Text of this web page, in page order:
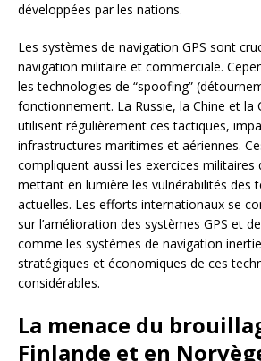
développées par les nations.
Les systèmes de navigation GPS sont
navigation militaire et commerciale.
les technologies de “spoofing”
fonctionnement. La Russie, la Chine et la
utilisent régulièrement ces tactiques,
infrastructures maritimes et aériennes.
compliquent aussi les exercices militaires
mettant en lumière les vulnérabilités des
actuelles. Les efforts internationaux se
sur l’amélioration des systèmes GPS et
comme les systèmes de navigation
stratégiques et économiques de ces
considérables.
La menace du
Finlande et en